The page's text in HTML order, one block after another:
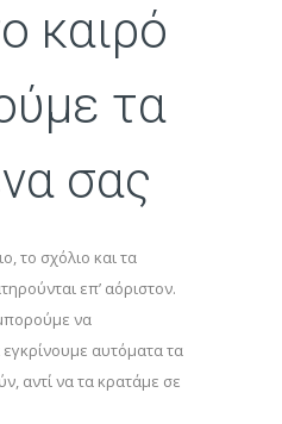
καιρό
τα
σας
το σχόλιο και τα
επ’ αόριστον.
να
αυτόματα τα
αντί να τα κρατάμε σε